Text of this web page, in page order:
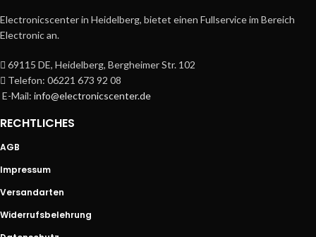
Electronicscenter in Heidelberg, bietet einen Fullservice im Bereich
Electronic an.
69115 DE, Heidelberg, Bergheimer Str. 102
Telefon: 06221 673 92 08
E-Mail:info@electronicscenter.de
RECHTLICHES
AGB
Impressum
Versandarten
Widerrufsbelehrung